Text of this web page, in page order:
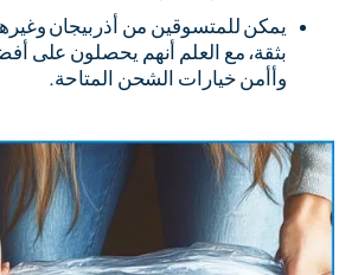
يمكن للمتسوقين من أذربيجان
بثقة، مع العلم أنهم يحصلون على
وأأمن خيارات الشحن المتاحة.